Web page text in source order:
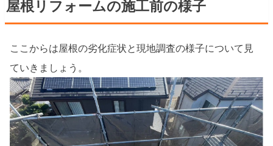
屋根リフォームの施工前の様子
ここからは屋根の劣化症状と現地調査の様子について見
ていきましょう。